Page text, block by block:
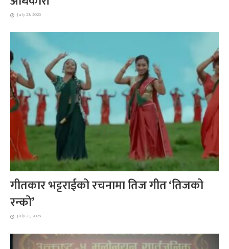
July 23, 2026
गीतकार भट्टराईको रचनामा तिज गीत ‘तिजको
रन्को’
July 23, 2026